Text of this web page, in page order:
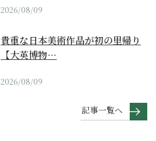
2026/08/09
貴重な日本美術作品が初の里帰り
【大英博物…
2026/08/09
記事一覧へ